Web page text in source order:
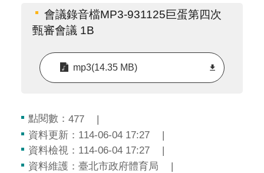
會議錄音檔MP3-931125巨蛋第四次
甄審會議 1B
mp3(14.35 MB)
點閱數： 477
資料更新：114-06-04 17:27
資料檢視：114-06-04 17:27
資料維護：臺北市政府體育局